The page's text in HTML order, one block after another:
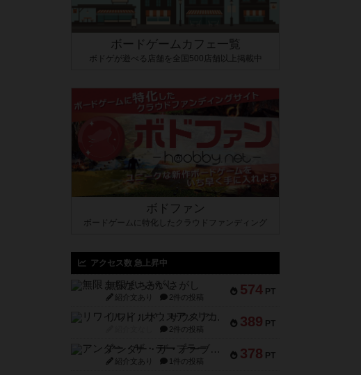
ボードゲームカフェ一覧
ボドゲが遊べる店舗を全国500店舗以上掲載中
ボドファン
ボードゲームに特化したクラウドファンディング
アクセス数 急上昇中
574 PT
無限まちがいさがし
紹介文あり 2件の投稿
389 PT
リワイルド：サウスアメリカ
2件の投稿
378 PT
アンダー・ザ・テーブラー
紹介文あり 1件の投稿